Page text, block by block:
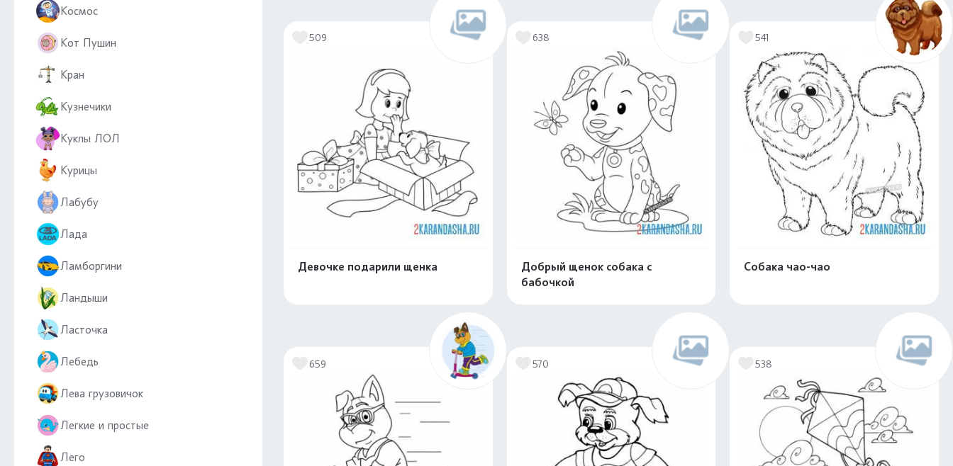
Космос
Кот Пушин
Кран
Кузнечики
Куклы ЛОЛ
Курицы
Лабубу
Лада
Ламборгини
Ландыши
Ласточка
Лебедь
Лева грузовичок
Легкие и простые
Лего
Распечатать и скачать
509
Девочке подарили щенка
638
Добрый щенок собака с
бабочкой
541
Собака чао-чао
659 570 538